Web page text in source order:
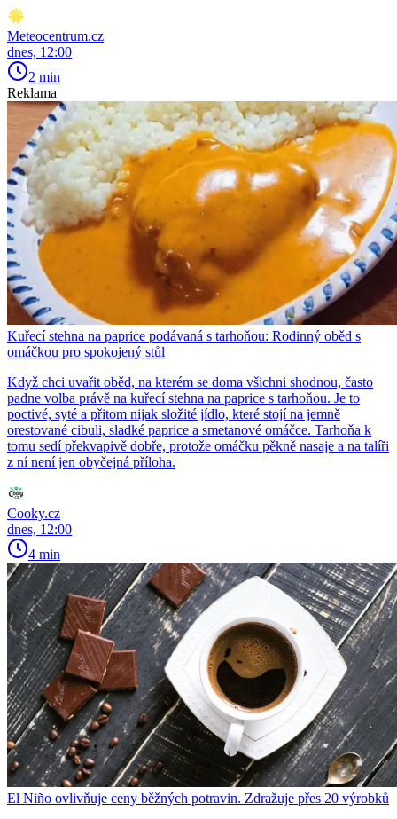
Meteocentrum.cz
dnes, 12:00
2 min
Reklama
Kuřecí stehna na paprice podávaná s tarhoňou: Rodinný oběd s
omáčkou pro spokojený stůl
Když chci uvařit oběd, na kterém se doma všichni shodnou, často
padne volba právě na kuřecí stehna na paprice s tarhoňou. Je to
poctivé, syté a přitom nijak složité jídlo, které stojí na jemně
orestované cibuli, sladké paprice a smetanové omáčce. Tarhoňa k
tomu sedí překvapivě dobře, protože omáčku pěkně nasaje a na talíři
z ní není jen obyčejná příloha.
Cooky.cz
dnes, 12:00
4 min
El Niño ovlivňuje ceny běžných potravin. Zdražuje přes 20 výrobků